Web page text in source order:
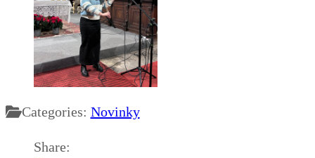
Categories: Novinky
Share: